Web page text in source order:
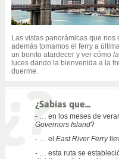
Las vistas panorámicas que nos
además tomamos el ferry a
un bonito atardecer y ver cómo
luces dando la bienvenida a la
duerme.
¿Sabías que...
- … en los meses de
Governors Island?
- … el East River Ferry
- … esta ruta se